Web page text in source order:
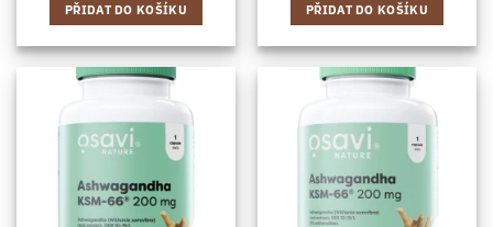
PŘIDAT DO KOŠÍKU PŘIDAT DO KOŠÍKU